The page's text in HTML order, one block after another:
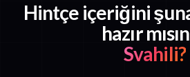
Hintçe içeriğini
hazır
Svahili?